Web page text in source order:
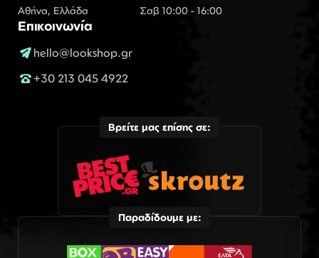
Αθήνα, Ελλάδα
Σαβ 10:00 - 16:00
Επικοινωνία
hello@lookshop.gr
+30 213 045 4922
Βρείτε μας επίσης σε:
Παραδίδουμε με: